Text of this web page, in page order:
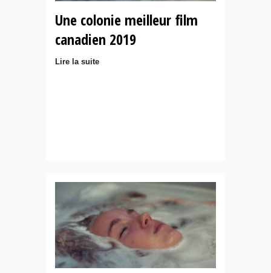
Une colonie meilleur film
canadien 2019
Lire la suite